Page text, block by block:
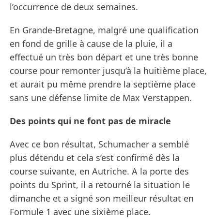
l’occurrence de deux semaines.
En Grande-Bretagne, malgré une qualification
en fond de grille à cause de la pluie, il a
effectué un très bon départ et une très bonne
course pour remonter jusqu’à la huitième place,
et aurait pu même prendre la septième place
sans une défense limite de Max Verstappen.
Des points qui ne font pas de miracle
Avec ce bon résultat, Schumacher a semblé
plus détendu et cela s’est confirmé dès la
course suivante, en Autriche. A la porte des
points du Sprint, il a retourné la situation le
dimanche et a signé son meilleur résultat en
Formule 1 avec une sixième place.